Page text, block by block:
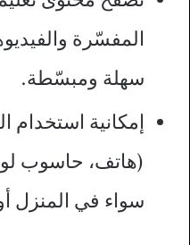
المفسّرة
سهلة ومبسّطة.
إمكانية استخدام
(هاتف، حاسوب
سواء في المنزل